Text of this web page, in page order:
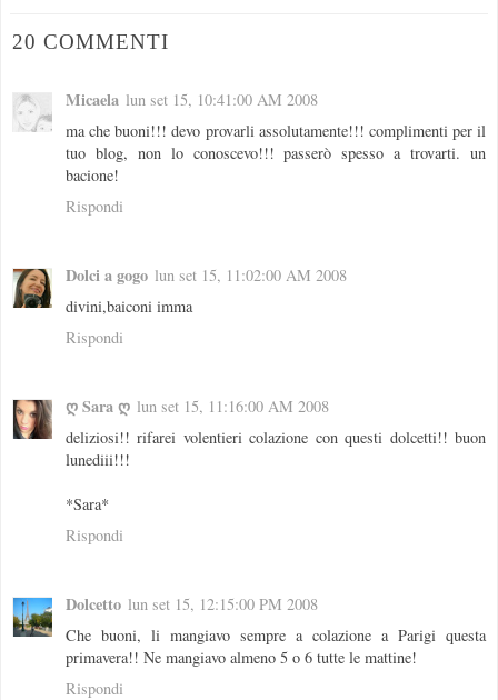
20 COMMENTI
Micaela lun set 15, 10:41:00 AM 2008
ma che buoni!!! devo provarli assolutamente!!! complimenti per il
tuo blog, non lo conoscevo!!! passerò spesso a trovarti. un
bacione!
Rispondi
Dolci a gogo lun set 15, 11:02:00 AM 2008
divini,baiconi imma
Rispondi
ღ Sara ღ lun set 15, 11:16:00 AM 2008
deliziosi!! rifarei volentieri colazione con questi dolcetti!! buon
lunediii!!!
*Sara*
Rispondi
Dolcetto lun set 15, 12:15:00 PM 2008
Che buoni, li mangiavo sempre a colazione a Parigi questa
primavera!! Ne mangiavo almeno 5 o 6 tutte le mattine!
Rispondi